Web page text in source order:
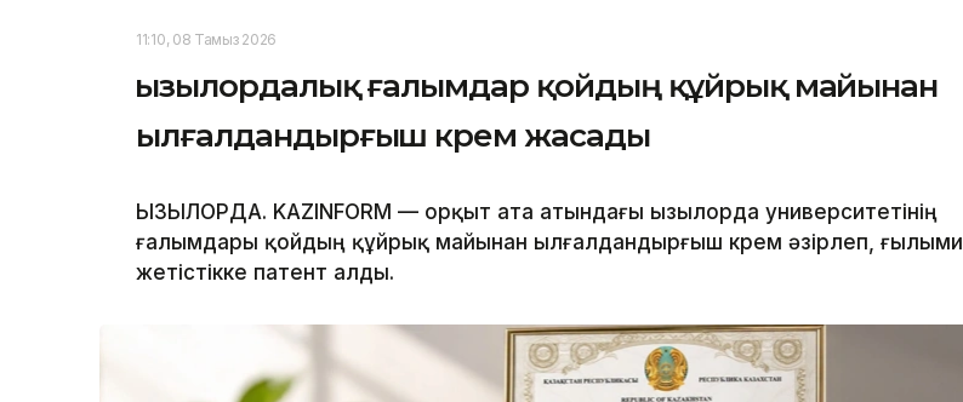
11:10, 08 Тамыз 2026
Қызылордалық ғалымдар қойдың құйрық майынан
ылғалдандырғыш крем жасады
ҚЫЗЫЛОРДА. KAZINFORM — Қорқыт ата атындағы Қызылорда университетінің
ғалымдары қойдың құйрық майынан ылғалдандырғыш крем әзірлеп, ғылыми
жетістікке патент алды.